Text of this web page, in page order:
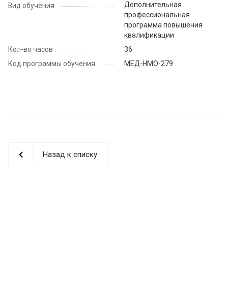
Вид обучения
Дополнительная
профессиональная
программа повышения
квалификации
Кол-во часов
36
Код программы обучения
МЕД-НМО-279
Назад к списку